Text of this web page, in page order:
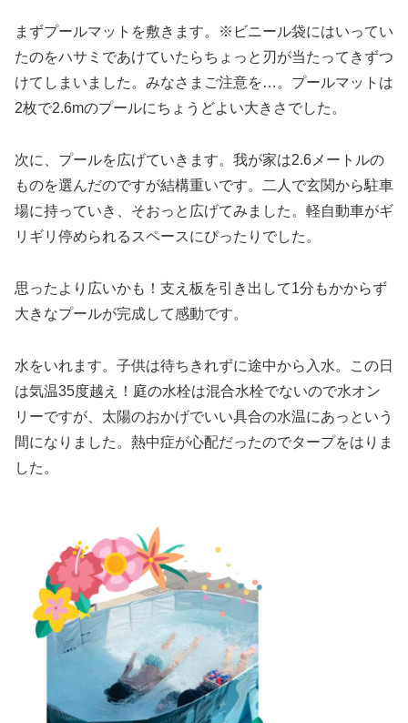
まずプールマットを敷きます。※ビニール袋にはいってい
たのをハサミであけていたらちょっと刃が当たってきずつ
けてしまいました。みなさまご注意を…。プールマットは
2枚で2.6mのプールにちょうどよい大きさでした。
次に、プールを広げていきます。我が家は2.6メートルの
ものを選んだのですが結構重いです。二人で玄関から駐車
場に持っていき、そおっと広げてみました。軽自動車がギ
リギリ停められるスペースにぴったりでした。
思ったより広いかも！支え板を引き出して1分もかからず
大きなプールが完成して感動です。
水をいれます。子供は待ちきれずに途中から入水。この日
は気温35度越え！庭の水栓は混合水栓でないので水オン
リーですが、太陽のおかげでいい具合の水温にあっという
間になりました。熱中症が心配だったのでタープをはりま
した。